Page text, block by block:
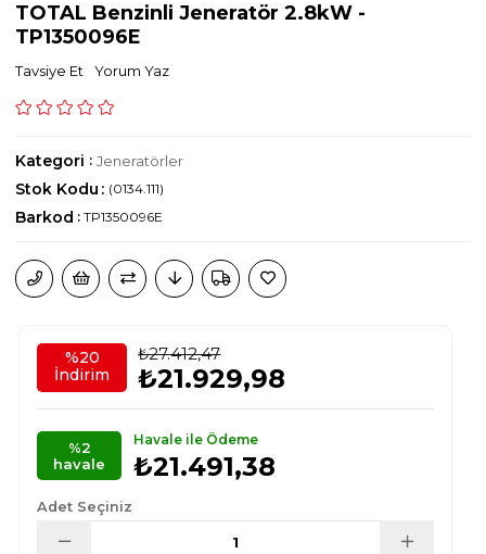
TOTAL Benzinli Jeneratör 2.8kW -
TP1350096E
Tavsiye Et Yorum Yaz
Kategori : Jeneratörler
(0134.111)
Stok Kodu
Barkod : TP1350096E
%20
İndirim
₺27.412,47
₺21.929,98
Havale ile Ödeme
₺21.491,38
%2
havale
Adet Seçiniz